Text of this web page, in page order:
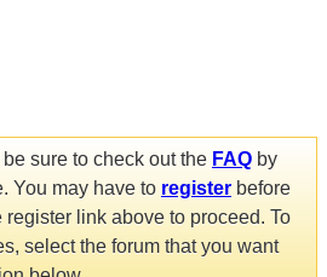
sure to check out the FAQ by
You may have to register before
link above to proceed. To
select the forum that you want